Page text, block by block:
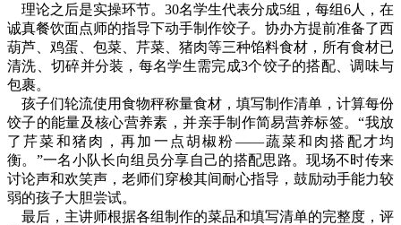
理论之后是实操环节。30名学生代表分成5组，每组6人，在
诚真餐饮面点师的指导下动手制作饺子。协办方提前准备了西
葫芦、鸡蛋、包菜、芹菜、猪肉等三种馅料食材，所有食材已
清洗、切碎并分装，每名学生需完成3个饺子的搭配、调味与
包裹。
孩子们轮流使用食物秤称量食材，填写制作清单，计算每份
饺子的能量及核心营养素，并亲手制作简易营养标签。“我放
了芹菜和猪肉，再加一点胡椒粉——蔬菜和肉搭配才均
衡。”一名小队长向组员分享自己的搭配思路。现场不时传来
讨论声和欢笑声，老师们穿梭其间耐心指导，鼓励动手能力较
弱的孩子大胆尝试。
最后，主讲师根据各组制作的菜品和填写清单的完整度，评